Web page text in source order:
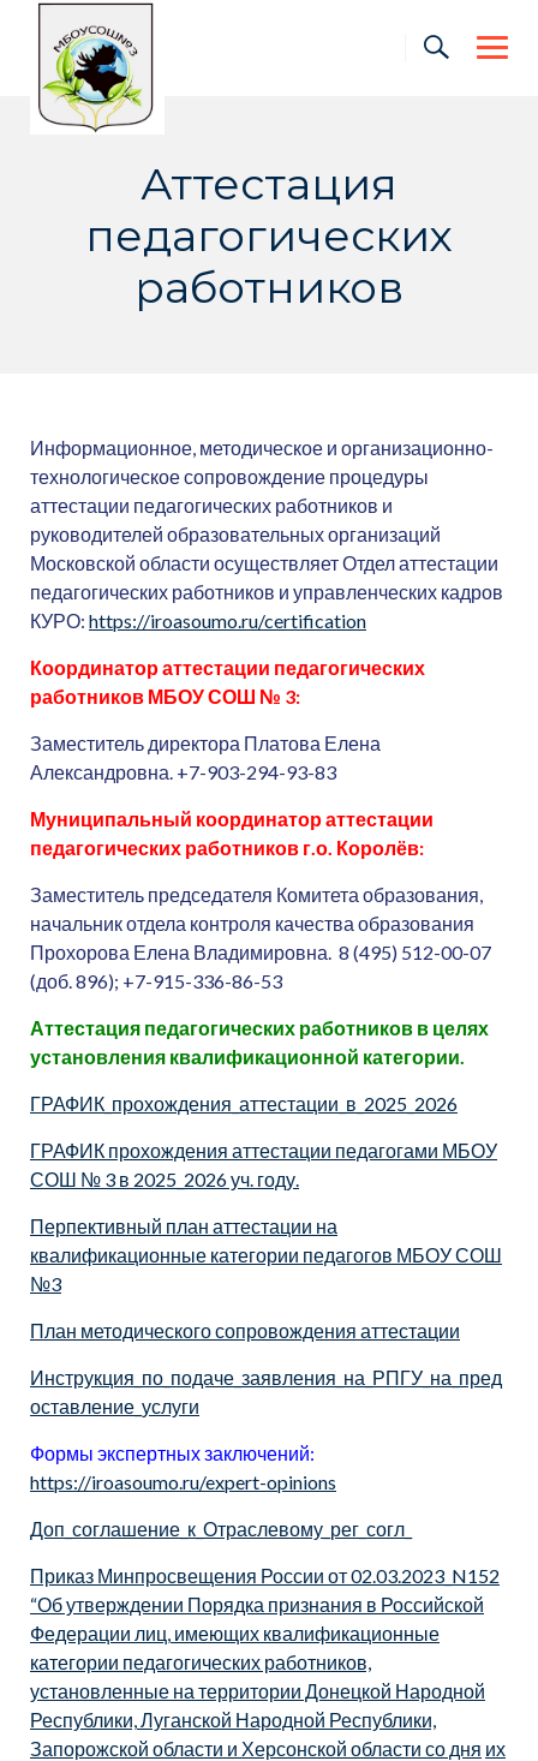
content
Аттестация
педагогических
работников
Информационное, методическое и организационно-
технологическое сопровождение процедуры
аттестации педагогических работников и
руководителей образовательных организаций
Московской области осуществляет Отдел аттестации
педагогических работников и управленческих кадров
КУРО: https://iroasoumo.ru/certification
Координатор аттестации педагогических
работников МБОУ СОШ № 3:
Заместитель директора Платова Елена
Александровна. +7-903-294-93-83
Муниципальный координатор аттестации
педагогических работников г.о. Королёв:
Заместитель председателя Комитета образования,
начальник отдела контроля качества образования
Прохорова Елена Владимировна. 8 (495) 512-00-07
(доб. 896); +7-915-336-86-53
Аттестация педагогических работников в целях
установления квалификационной категории.
ГРАФИК_прохождения_аттестации_в_2025_2026
ГРАФИК прохождения аттестации педагогами МБОУ
СОШ № 3 в 2025_2026 уч. году.
Перпективный план аттестации на
квалификационные категории педагогов МБОУ СОШ
№3
План методического сопровождения аттестации
Инструкция_по_подаче_заявления_на_РПГУ_на_пред
оставление_услуги
Формы экспертных заключений:
https://iroasoumo.ru/expert-opinions
Доп_соглашение_к_Отраслевому_рег_согл_
Приказ Минпросвещения России от02.03.2023_N152
“Обутверждении Порядка признания в Российской
Федерации лиц, имеющих квалификационные
категории педагогических работников,
установленные на территории Донецкой Народной
Республики,Луганской Народной Республики,
Запорожской области и Херсонской области со дня их